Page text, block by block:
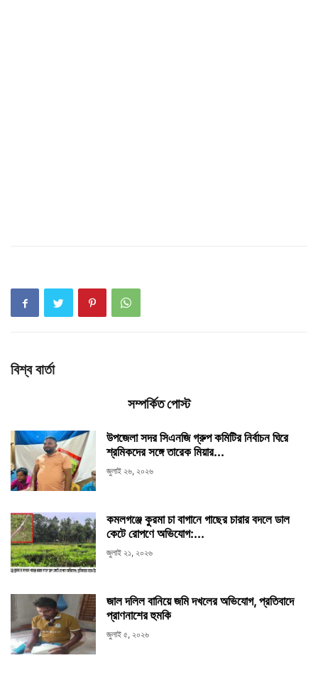
বিশ্ব বার্তা
সম্পর্কিত পোস্ট
উপজেলা সদর সিএনজি গ্রুপ কমিটির নির্বাচন ঘিরে
শ্রমিকদের সঙ্গে তারেক মিয়ার...
জুলাই ২৬, ২০২৬
কমলগঞ্জে কুরমা চা বাগানে গাছের চারার বদলে ডাল
কেটে রোপণে অভিযোগ:...
জুলাই ২১, ২০২৬
জাল দলিল বানিয়ে জমি দখলের অভিযোগ, প্রতিবাদে
প্রাণনাশের হুমকি
জুলাই ৫, ২০২৬